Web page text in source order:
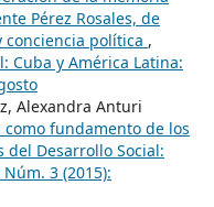
Pérez Rosales, de
política ,
Cuba y América Latina:
Alexandra Anturi
fundamento de los
del Desarrollo Social:
3 (2015):